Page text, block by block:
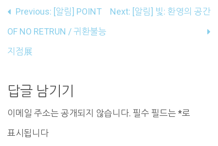
글
내
비
이
션
Previous: [알림] POINT
OF NO RETRUN / 귀환불능
지점展
Next: [알림] 빛: 환영의 공간
답글 남기기
이메일 주소는 공개되지 않습니다. 필수 필드는 *로
표시됩니다